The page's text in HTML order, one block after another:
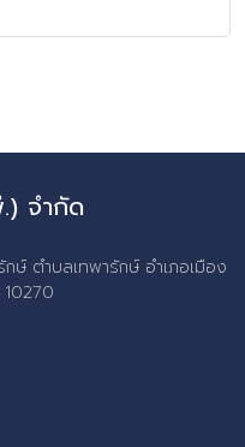
จำกัด
ตำบลเทพารักษ์ อำเภอเมือง